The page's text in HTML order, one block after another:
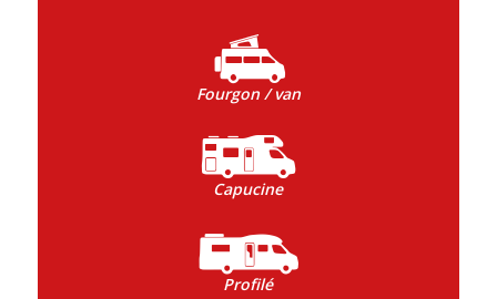
Fourgon / van
Capucine
Profilé